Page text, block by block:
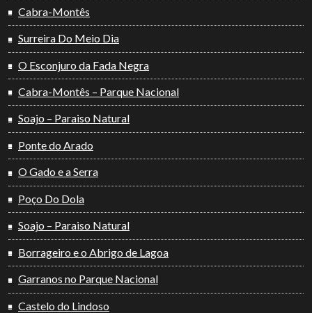
Cabra-Montês
Surreira Do Meio Dia
O Esconjuro da Fada Negra
Cabra-Montês – Parque Nacional
Soajo – Paraiso Natural
Ponte do Arado
O Gado e a Serra
Poço Do Dola
Soajo – Paraiso Natural
Borrageiro e o Abrigo de Lagoa
Garranos no Parque Nacional
Castelo do Lindoso